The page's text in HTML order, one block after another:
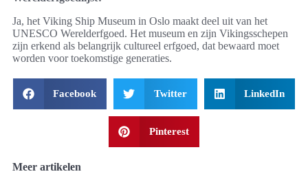
Ja, het Viking Ship Museum in Oslo maakt deel uit van het
UNESCO Werelderfgoed. Het museum en zijn Vikingsschepen
zijn erkend als belangrijk cultureel erfgoed, dat bewaard moet
worden voor toekomstige generaties.
Facebook Twitter LinkedIn
Pinterest
Meer artikelen